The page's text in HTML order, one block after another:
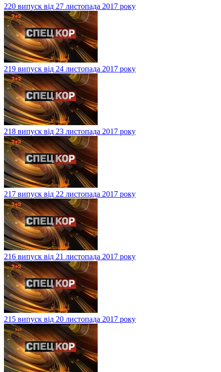
220 випуск від 27 листопада 2017 року
219 випуск від 24 листопада 2017 року
218 випуск від 23 листопада 2017 року
217 випуск від 22 листопада 2017 року
216 випуск від 21 листопада 2017 року
215 випуск від 20 листопада 2017 року